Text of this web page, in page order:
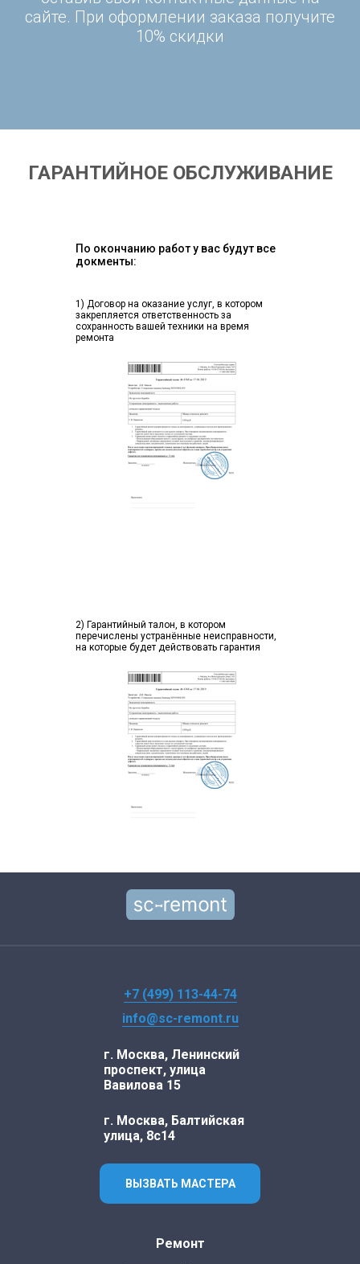
сайте. При оформлении заказа получите
10% скидки
ГАРАНТИЙНОЕ ОБСЛУЖИВАНИЕ
По окончанию работ у вас будут все
докменты:
1) Договор на оказание услуг, в котором
закрепляется ответственность за
сохранность вашей техники на время
ремонта
2) Гарантийный талон, в котором
перечислены устранённые неисправности,
на которые будет действовать гарантия
+7 (499) 113-44-74
info@sc-remont.ru
г. Москва, Ленинский
проспект, улица
Вавилова 15
г. Москва, Балтийская
улица, 8с14
ВЫЗВАТЬ МАСТЕРА
Ремонт